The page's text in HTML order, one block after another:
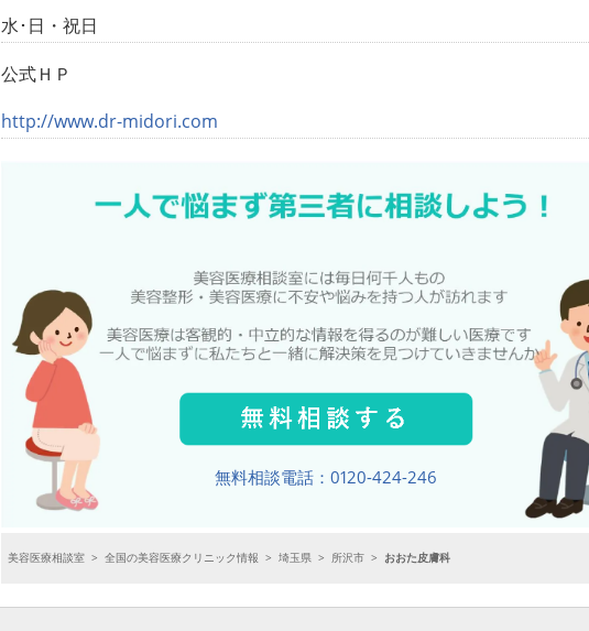
水･日・祝日
公式ＨＰ
http://www.dr-midori.com
無料相談電話：0120-424-246
美容医療相談室 > 全国の美容医療クリニック情報 > 埼玉県 > 所沢市 > おおた皮膚科